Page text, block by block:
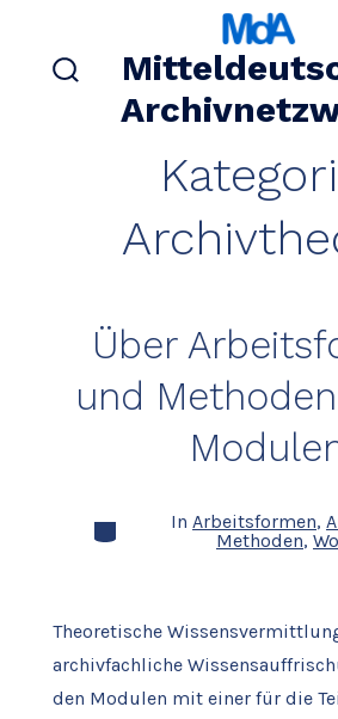
springen
ein-/ausblenden
Über
und
Kategorien
In Arbeitsformen,
Methoden,
Theoretische
archivfachliche
den Modulen mit einer für die